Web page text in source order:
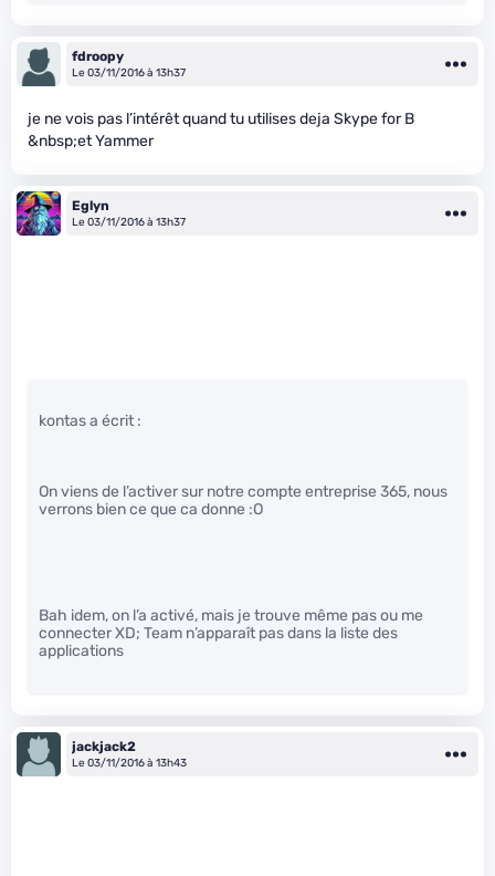
fdroopy
Le 03/11/2016 à 13h37
je ne vois pas l’intérêt quand tu utilises deja Skype for B
&nbsp;et Yammer
Eglyn
Le 03/11/2016 à 13h37
kontas a écrit :
On viens de l’activer sur notre compte entreprise 365, nous
verrons bien ce que ca donne :O
Bah idem, on l’a activé, mais je trouve même pas ou me
connecter XD; Team n’apparaît pas dans la liste des
applications
jackjack2
Le 03/11/2016 à 13h43